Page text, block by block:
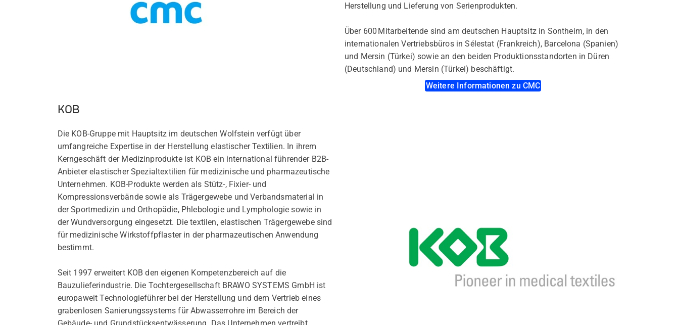
Herstellung und Lieferung von Serienprodukten.
Über 600 Mitarbeitende sind am deutschen Hauptsitz in Sontheim, in den
internationalen Vertriebsbüros in Sélestat (Frankreich), Barcelona (Spanien)
und Mersin (Türkei) sowie an den beiden Produktionsstandorten in Düren
(Deutschland) und Mersin (Türkei) beschäftigt.
Weitere Informationen zu CMC
KOB
Die KOB-Gruppe mit Hauptsitz im deutschen Wolfstein verfügt über
umfangreiche Expertise in der Herstellung elastischer Textilien. In ihrem
Kerngeschäft der Medizinprodukte ist KOB ein international führender B2B-
Anbieter elastischer Spezialtextilien für medizinische und pharmazeutische
Unternehmen. KOB-Produkte werden als Stütz-, Fixier- und
Kompressionsverbände sowie als Trägergewebe und Verbandsmaterial in
der Sportmedizin und Orthopädie, Phlebologie und Lymphologie sowie in
der Wundversorgung eingesetzt. Die textilen, elastischen Trägergewebe sind
für medizinische Wirkstoffpflaster in der pharmazeutischen Anwendung
bestimmt.
Seit 1997 erweitert KOB den eigenen Kompetenzbereich auf die
Bauzulieferindustrie. Die Tochtergesellschaft BRAWO SYSTEMS GmbH ist
europaweit Technologieführer bei der Herstellung und dem Vertrieb eines
grabenlosen Sanierungssystems für Abwasserrohre im Bereich der